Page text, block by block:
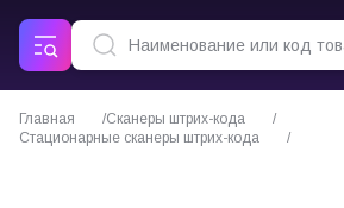
Главная
Сканеры штрих-кода
Стационарные сканеры штрих-кода